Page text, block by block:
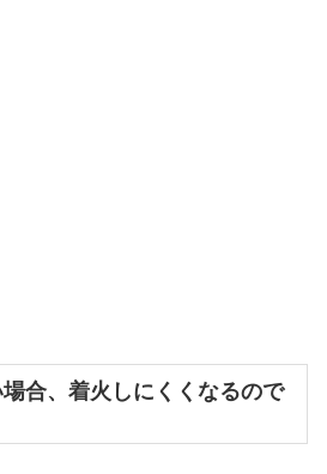
合、着火しにくくなるので